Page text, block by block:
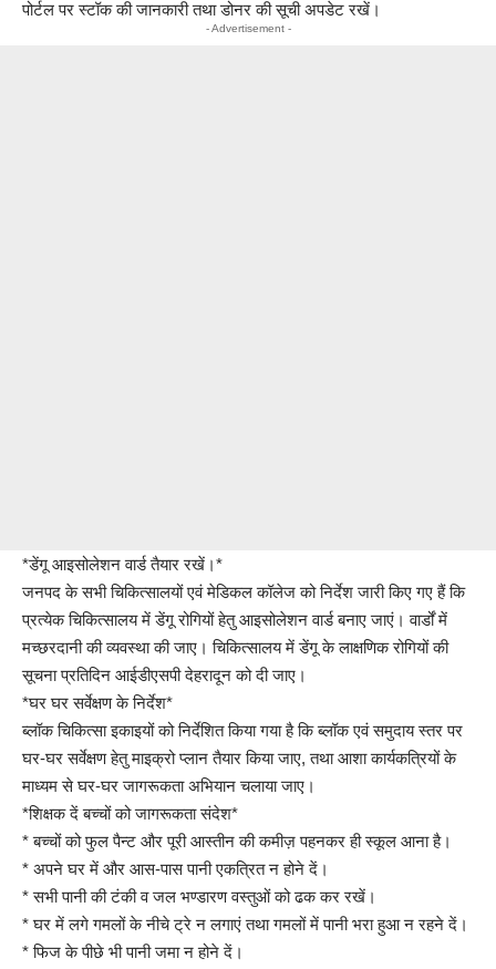
पोर्टल पर स्टॉक की जानकारी तथा डोनर की सूची अपडेट रखें।
- Advertisement -
*डेंगू आइसोलेशन वार्ड तैयार रखें।*
जनपद के सभी चिकित्सालयों एवं मेडिकल कॉलेज को निर्देश जारी किए गए हैं कि
प्रत्येक चिकित्सालय में डेंगू रोगियों हेतु आइसोलेशन वार्ड बनाए जाएं। वार्डों में
मच्छरदानी की व्यवस्था की जाए। चिकित्सालय में डेंगू के लाक्षणिक रोगियों की
सूचना प्रतिदिन आईडीएसपी देहरादून को दी जाए।
*घर घर सर्वेक्षण के निर्देश*
ब्लॉक चिकित्सा इकाइयों को निर्देशित किया गया है कि ब्लॉक एवं समुदाय स्तर पर
घर-घर सर्वेक्षण हेतु माइक्रो प्लान तैयार किया जाए, तथा आशा कार्यकत्रियों के
माध्यम से घर-घर जागरूकता अभियान चलाया जाए।
*शिक्षक दें बच्चों को जागरूकता संदेश*
* बच्चों को फुल पैन्ट और पूरी आस्तीन की कमीज़ पहनकर ही स्कूल आना है।
* अपने घर में और आस-पास पानी एकत्रित न होने दें।
* सभी पानी की टंकी व जल भण्डारण वस्तुओं को ढक कर रखें।
* घर में लगे गमलों के नीचे ट्रे न लगाएं तथा गमलों में पानी भरा हुआ न रहने दें।
* फिज के पीछे भी पानी जमा न होने दें।